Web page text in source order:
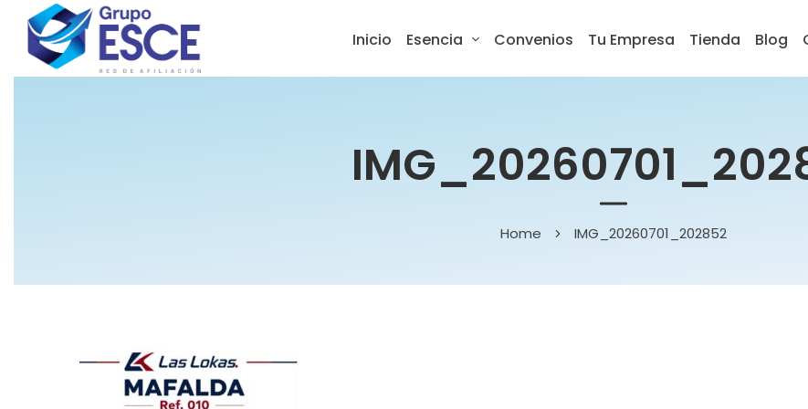
Inicio Esencia Convenios Tu Empresa Tienda Blog
Home IMG_20260701_202852